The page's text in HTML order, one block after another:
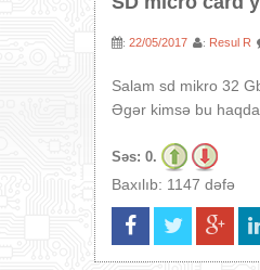
: 22/05/2017 : Resul R
Salam sd mikro 32
Əgər kimsə bu
Səs: 0.
Baxılıb: 1147 dəfə